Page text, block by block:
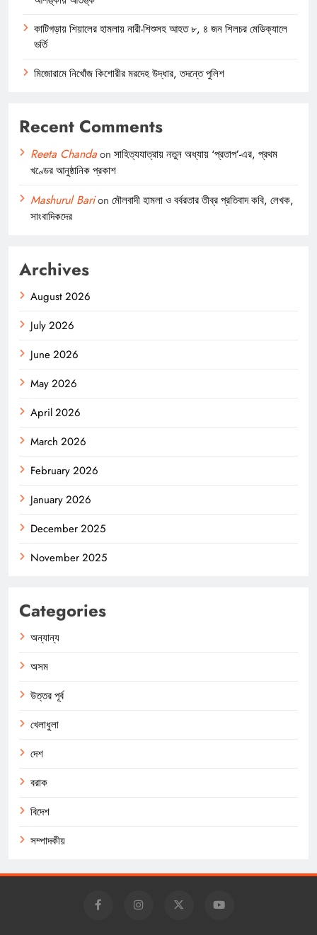
কাটিগড়ায় শিয়ালের হামলায় নারী-শিশুসহ আহত ৮, ৪ জন শিলচর মেডিক্যালে
ভর্তি
মিজোরামে নিখোঁজ কিশোরীর মরদেহ উদ্ধার, তদন্তে পুলিশ
Recent Comments
Reeta Chandaon সাহিত্যযাত্রায় নতুন অধ্যায় ‘প্রতাপ’-এর, প্রথম
খণ্ডের আনুষ্ঠানিক প্রকাশ
Mashurul Barion মৌলবাদী হামলা ও বর্বরতার তীব্র প্রতিবাদ কবি, লেখক,
সাংবাদিকদের
Archives
August 2026
July 2026
June 2026
May 2026
April 2026
March 2026
February 2026
January 2026
December 2025
November 2025
Categories
অন্যান্য
অসম
উত্তর পূর্ব
খেলাধুলা
দেশ
বরাক
বিদেশ
সম্পাদকীয়